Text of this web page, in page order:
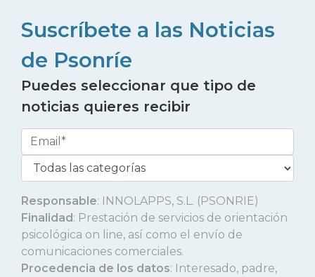
Suscríbete a las Noticias
de Psonríe
Puedes seleccionar que tipo de
noticias quieres recibir
Responsable: INNOLAPPS, S.L. (PSONRIE)
Finalidad: Prestación de servicios de orientación
psicológica on line, así como el envío de
comunicaciones comerciales.
Procedencia de los datos: Interesado, padre,